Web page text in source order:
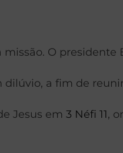
O presidente
a fim de
Jesus em 3 Néfi 11,